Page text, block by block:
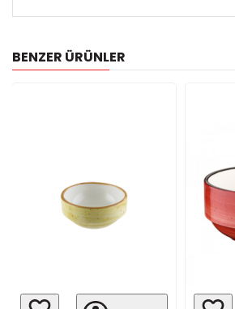
BENZER ÜRÜNLER